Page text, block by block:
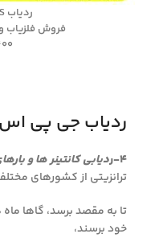
ردیاب GPS آلفا مدل ۷۰۵
فروش فلزیاب
ردیاب جی پی اس
۴-ر دیابی کانتینر ها و
ترانزیتی از کشورهای
تا به مقصد برسد، گاها
خود برسند،